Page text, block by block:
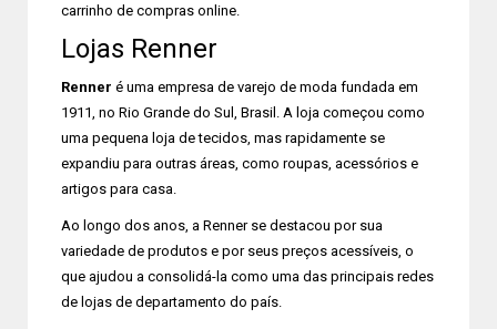
carrinho de compras online.
Lojas Renner
Renner é uma empresa de varejo de moda fundada em
1911, no Rio Grande do Sul, Brasil. A loja começou como
uma pequena loja de tecidos, mas rapidamente se
expandiu para outras áreas, como roupas, acessórios e
artigos para casa.
Ao longo dos anos, a Renner se destacou por sua
variedade de produtos e por seus preços acessíveis, o
que ajudou a consolidá-la como uma das principais redes
de lojas de departamento do país.